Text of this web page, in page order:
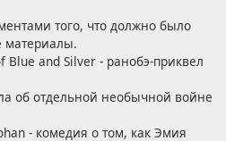
того, что должно было
материалы.
and Silver - ранобэ-приквел
об отдельной необычной войне
- комедия о том, как Эмия